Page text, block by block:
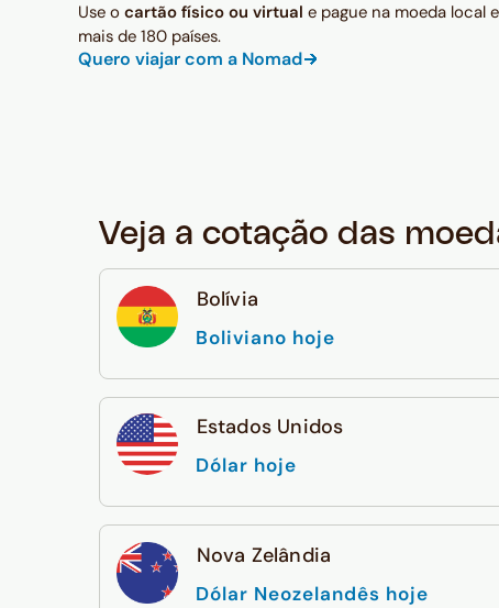
Use o cartão físico ou virtual e pague na moeda local
mais de 180 países.
Quero viajar com a Nomad
Veja a cotação das
Bolívia
Boliviano hoje
Estados Unidos
Dólar hoje
Nova Zelândia
Dólar Neozelandês hoje